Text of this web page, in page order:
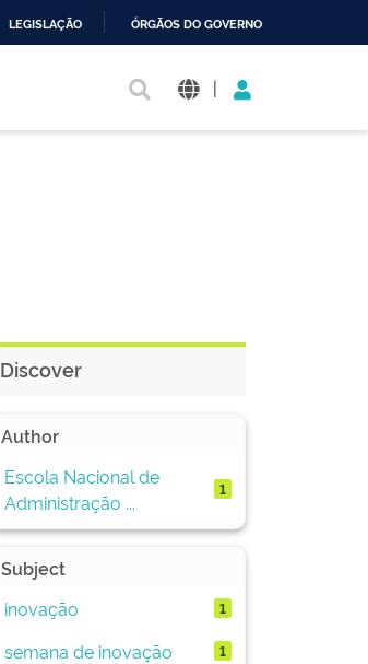
LEGISLAÇÃO ÓRGÃOS DO GOVERNO
|
Discover
Author
Escola Nacional de
Administração ...
1
Subject
inovação
1
semana de inovação 1